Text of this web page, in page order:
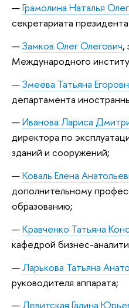
Грамолина Наталья
секретариата
Замков Олег Олегович,
Международного
Змеёва Татьяна
департамента
Иванова Лариса
директора по
зданий и сооружений;
Коваль Елена
дополнительному
образованию;
Кравченко Татьяна
кафедрой бизнес-
Ларькова Татьяна
руководителя аппарата;
Левитская Галина